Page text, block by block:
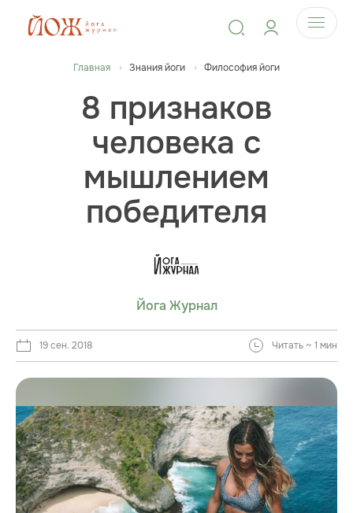
Главная Знания йоги Философия йоги
8 признаков
человека с
мышлением
победителя
Йога Журнал
19 сен. 2018 Читать ~ 1 мин